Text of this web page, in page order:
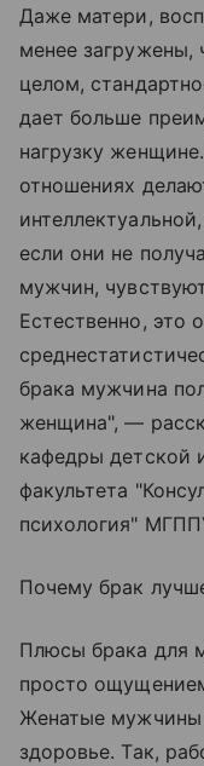
Даже матери,
менее загружены,
целом,
дает больше
нагрузку
отношениях
если они не
мужчин,
Естественно, это
брака мужчина
женщина", —
кафедры детской
факультета
психология"
Почему брак
Плюсы брака для
просто
Женатые
здоровье. Так,